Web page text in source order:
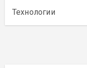
Технологии